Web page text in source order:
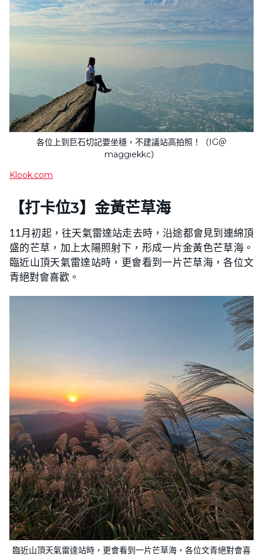
各位上到巨石切記要坐穩，不建議站高拍照！（IG＠
maggiekkc）
Klook.com
【打卡位3】金黃芒草海
11月初起，往天氣雷達站走去時，沿途都會見到連綿頂
盛的芒草，加上太陽照射下，形成一片金黃色芒草海。
臨近山頂天氣雷達站時，更會看到一片芒草海，各位文
青絕對會喜歡。
臨近山頂天氣雷達站時，更會看到一片芒草海，各位文青絕對會喜